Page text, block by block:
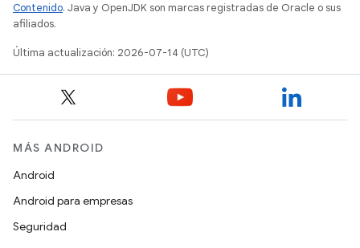
Contenido. Java y OpenJDK son marcas registradas de Oracle o sus
afiliados.
Última actualización: 2026-07-14 (UTC)
MÁS ANDROID
Android
Android para empresas
Seguridad